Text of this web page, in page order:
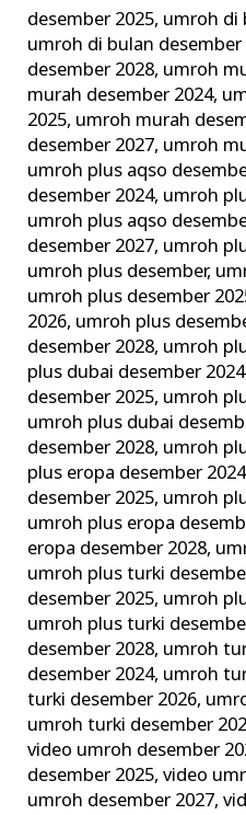
desember 2025, umroh di
umroh di bulan desember
desember 2028, umroh
murah desember 2024,
2025, umroh murah
desember 2027, umroh
umroh plus aqso
desember 2024, umroh
umroh plus aqso
desember 2027, umroh
umroh plus desember,
umroh plus desember
2026, umroh plus
desember 2028, umroh
plus dubai desember 2024
desember 2025, umroh
umroh plus dubai
desember 2028, umroh
plus eropa desember 2024
desember 2025, umroh
umroh plus eropa
eropa desember 2028,
umroh plus turki
desember 2025, umroh
umroh plus turki
desember 2028, umroh
desember 2024, umroh
turki desember 2026,
umroh turki desember
video umroh desember
desember 2025,video
umroh desember 2027,